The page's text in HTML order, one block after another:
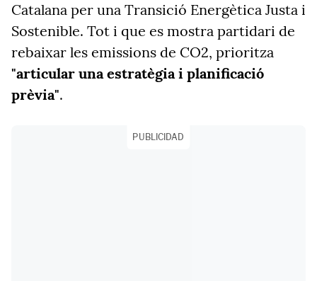
Catalana per una Transició Energètica Justa i
Sostenible. Tot i que es mostra partidari de
rebaixar les emissions de CO2, prioritza
"articular una estratègia i planificació
prèvia".
PUBLICIDAD